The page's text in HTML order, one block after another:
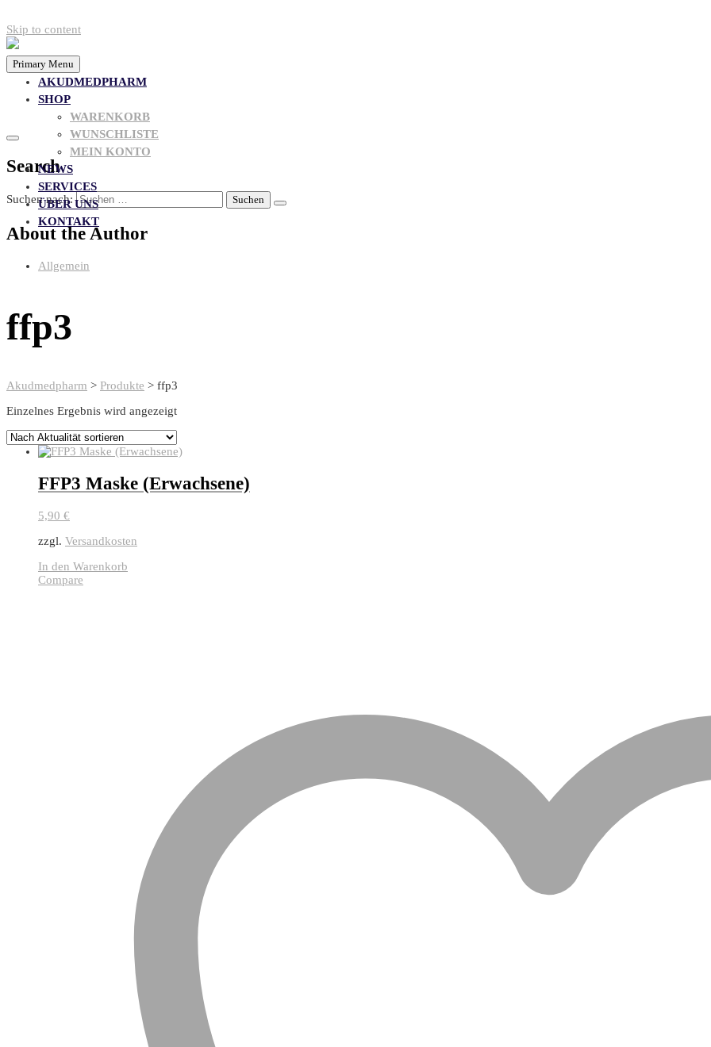
Skip to content
Primary Menu
AKUDMEDPHARM
SHOP
WARENKORB
WUNSCHLISTE
MEIN KONTO
NEWS
SERVICES
ÜBER UNS
KONTAKT
Search
Suchen nach:
About the Author
Allgemein
ffp3
Akudmedpharm > Produkte > ffp3
Einzelnes Ergebnis wird angezeigt
FFP3 Maske (Erwachsene)
5,90 €
zzgl. Versandkosten
In den Warenkorb
Compare